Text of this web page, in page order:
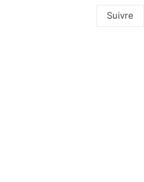
Suivre